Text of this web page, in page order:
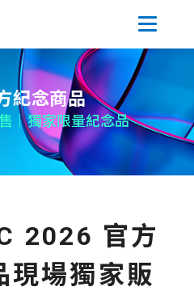
紀念商品
｜獨家限量紀念品
2026 官方
現場獨家販